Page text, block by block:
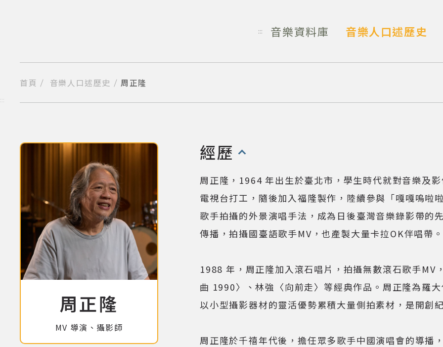
::: 音樂資料庫 音樂人口述歷史
首頁 音樂人口述歷史 周正隆
分享到我的Facebook
分享到我的Twitter
分享到Line
複製網址
:::
周正隆
MV 導演、攝影師
經歷
(點擊開啟/收合以下內容)
周正隆，1964 年出生於臺北市，學生時代就對音樂及
電視台打工，隨後加入福隆製作，陸續參與「嘎嘎嗚啦
歌手拍攝的外景演唱手法，成為日後臺灣音樂錄影帶的
傳播，拍攝國臺語歌手MV，也產製大量卡拉OK伴唱帶
1988 年，周正隆加入滾石唱片，拍攝無數滾石歌手
曲 1990〉、林強〈向前走〉等經典作品。周正隆為羅
以小型攝影器材的靈活優勢累積大量側拍素材，是開創
周正隆於千禧年代後，擔任眾多歌手中國演唱會的導播